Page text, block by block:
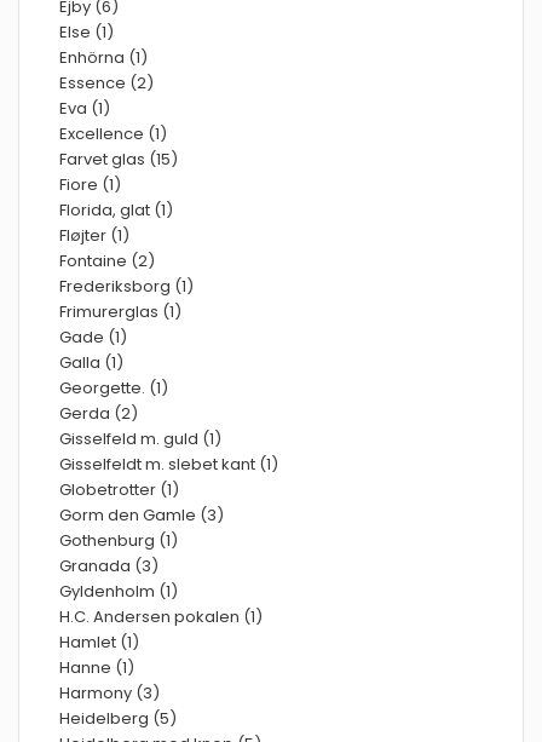
Ejby (6)
Else (1)
Enhörna (1)
Essence (2)
Eva (1)
Excellence (1)
Farvet glas (15)
Fiore (1)
Florida, glat (1)
Fløjter (1)
Fontaine (2)
Frederiksborg (1)
Frimurerglas (1)
Gade (1)
Galla (1)
Georgette. (1)
Gerda (2)
Gisselfeld m. guld (1)
Gisselfeldt m. slebet kant (1)
Globetrotter (1)
Gorm den Gamle (3)
Gothenburg (1)
Granada (3)
Gyldenholm (1)
H.C. Andersen pokalen (1)
Hamlet (1)
Hanne (1)
Harmony (3)
Heidelberg (5)